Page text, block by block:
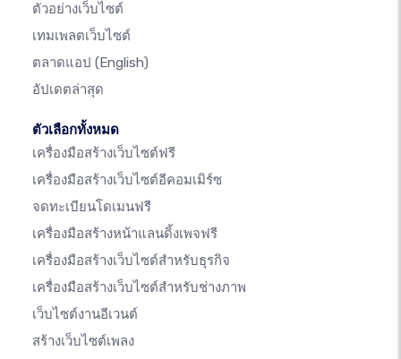
ตัวอย่างเว็บไซต์
เทมเพลตเว็บไซต์
ตลาดแอป (English)
อัปเดตล่าสุด
ตัวเลือกทั้งหมด
เครื่องมือสร้างเว็บไซต์ฟรี
เครื่องมือสร้างเว็บไซต์อีคอมเมิร์ซ
จดทะเบียนโดเมนฟรี
เครื่องมือสร้างหน้าแลนดิ้งเพจฟรี
เครื่องมือสร้างเว็บไซต์สำหรับธุรกิจ
เครื่องมือสร้างเว็บไซต์สำหรับช่างภาพ
เว็บไซต์งานอีเวนต์
สร้างเว็บไซต์เพลง